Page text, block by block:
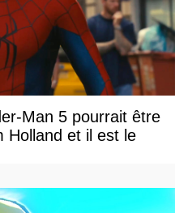
Man 5 pourrait être
et il est le